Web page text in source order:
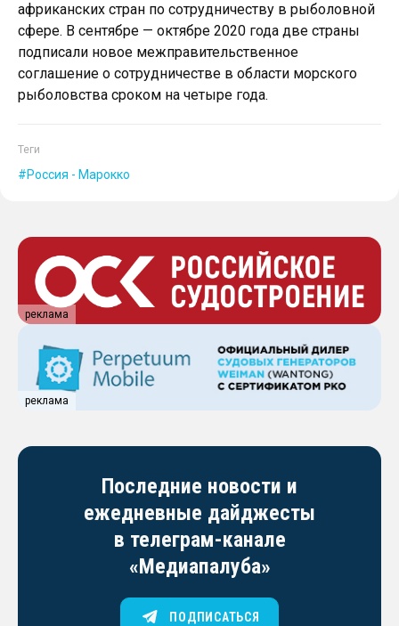
африканских стран по сотрудничеству в рыболовной
сфере. В сентябре — октябре 2020 года две страны
подписали новое межправительственное
соглашение о сотрудничестве в области морского
рыболовства сроком на четыре года.
Теги
Россия - Марокко
реклама
реклама
Последние новости и
ежедневные дайджесты
в телеграм-канале
«Медиапалуба»
ПОДПИСАТЬСЯ